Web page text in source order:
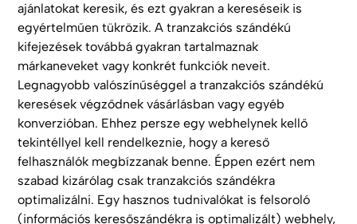
ajánlatokat keresik, és ezt gyakran a kereséseik is
egyértelműen tükrözik. A tranzakciós szándékú
kifejezések továbbá gyakran tartalmaznak
márkaneveket vagy konkrét funkciók neveit.
Legnagyobb valószínűséggel a tranzakciós szándékú
keresések végződnek vásárlásban vagy egyéb
konverzióban. Ehhez persze egy webhelynek kellő
tekintéllyel kell rendelkeznie, hogy a kereső
felhasználók megbízzanak benne. Éppen ezért nem
szabad kizárólag csak tranzakciós szándékra
optimalizálni. Egy hasznos tudnivalókat is felsoroló
(információs keresőszándékra is optimalizált) webhely,